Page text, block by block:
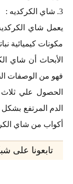
3. شاي الكركديه :
يعمل شاي
مكونات كيميائية
الأبحاث أن شاي
فهو من الوصفات
الحصول علي
الدم المرتفع
أكواب من شاي
تابعونا على